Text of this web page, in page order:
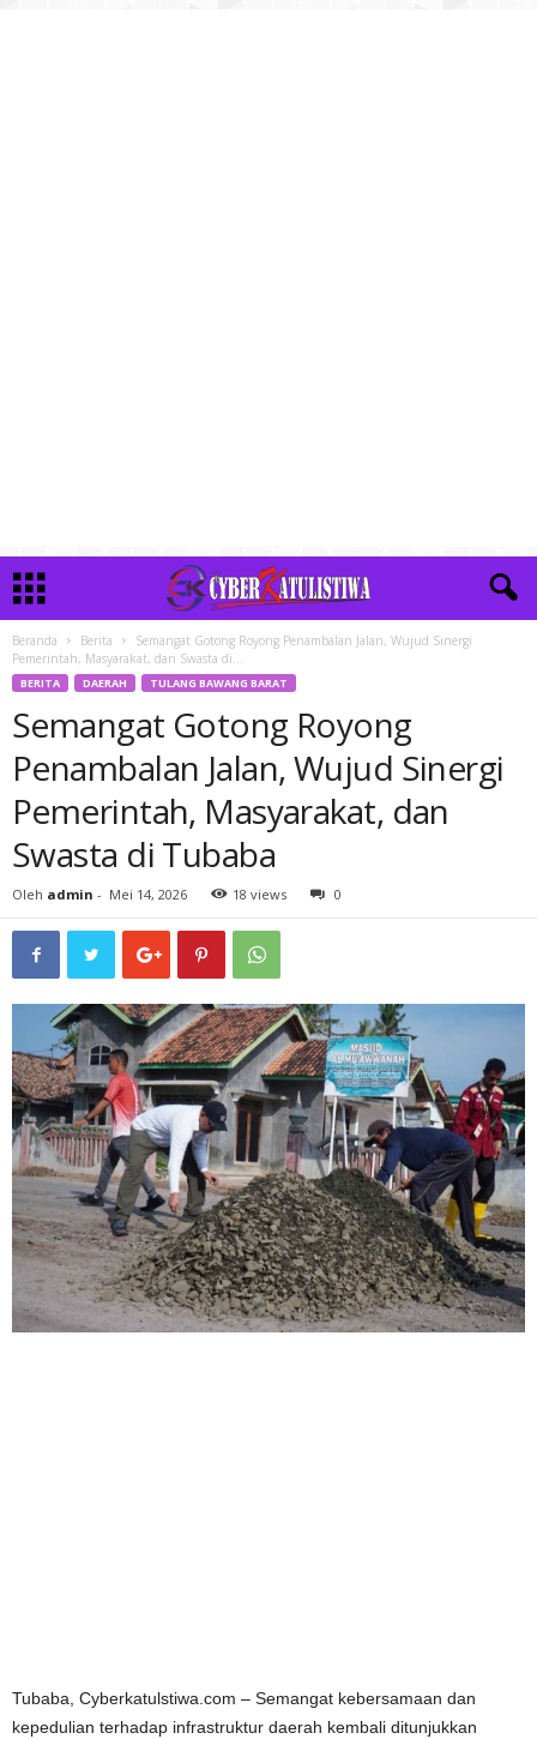
Beranda Berita
Semangat Gotong Royong Penambalan Jalan, Wujud Sinergi
Pemerintah, Masyarakat, dan Swasta di...
BERITA DAERAH TULANG BAWANG BARAT
Semangat Gotong Royong
Penambalan Jalan, Wujud Sinergi
Pemerintah, Masyarakat, dan
Swasta di Tubaba
Oleh admin - Mei 14, 2026 18 views 0
Tubaba, Cyberkatulstiwa.com – Semangat kebersamaan dan
kepedulian terhadap infrastruktur daerah kembali ditunjukkan